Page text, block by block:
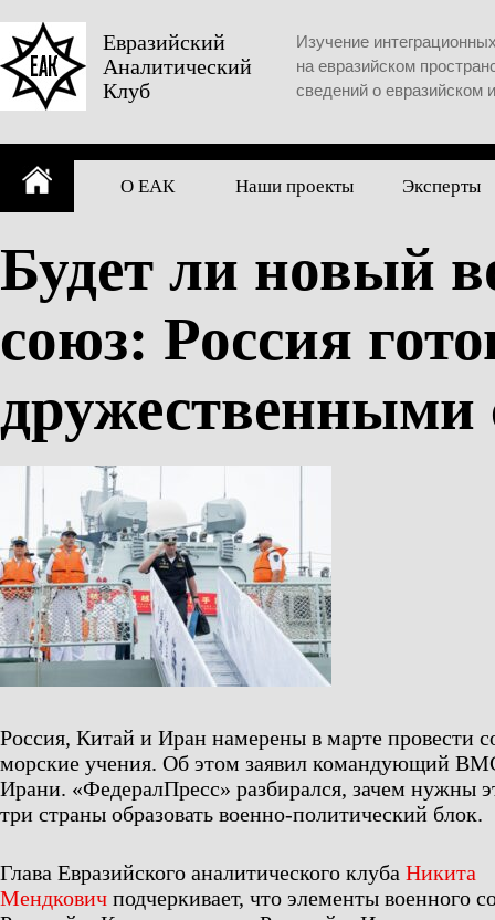
to
content
Евразийский
Аналитический
Клуб
Изучение
на евразийском
сведений о евразийском
О ЕАК Наши проекты Эксперты
Будет ли новый
союз: Россия
дружественными
Россия, Китай и Иран намерены в марте провести
морские учения. Об этом заявил командующий
Ирани. «ФедералПресс» разбирался, зачем нужны
три страны образовать военно-политический блок.
Глава Евразийского аналитического клуба Никита
Мендкович подчеркивает, что элементы военного